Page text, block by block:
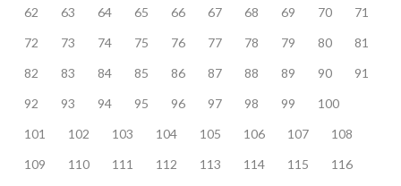
62
63 64 65 66 67 68 69 70
71
72
73 74 75 76 77 78 79 80
81
82
83 84 85 86 87 88 89 90
91
92
93 94 95 96 97 98 99
100
101
102 103 104 105 106 107
108
109
110 111 112 113 114 115
116